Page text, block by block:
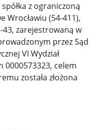
z ograniczoną
Wrocławiu (54-411),
zarejestrowaną w
przez Sąd
VI Wydział
0000573323, celem
została złożona